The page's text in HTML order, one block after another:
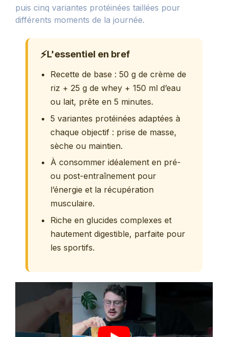
puis cinq variantes protéinées taillées pour
différents moments de la journée.
⚡L'essentiel en bref
Recette de base : 50 g de crème de
riz + 25 g de whey + 150 ml d’eau
ou lait, prête en 5 minutes.
5 variantes protéinées adaptées à
chaque objectif : prise de masse,
sèche ou maintien.
À consommer idéalement en pré-
ou post-entraînement pour
l’énergie et la récupération
musculaire.
Riche en glucides complexes et
hautement digestible, parfaite pour
les sportifs.